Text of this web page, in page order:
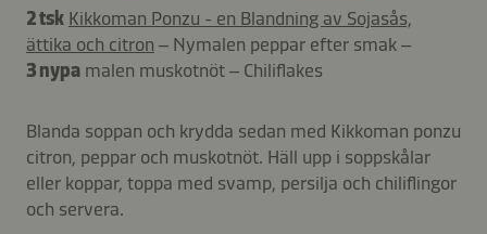
2 tsk Kikkoman Ponzu - en Blandning av Sojasås,
ättika och citron – Nymalen peppar efter smak –
3 nypa malen muskotnöt – Chiliflakes
Blanda soppan och krydda sedan med Kikkoman ponzu
citron, peppar och muskotnöt. Häll upp i soppskålar
eller koppar, toppa med svamp, persilja och chiliflingor
och servera.